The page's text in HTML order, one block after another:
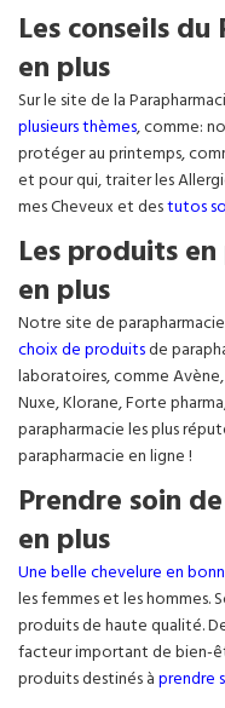
Les conseils
en plus
Sur le site de la
plusieurs thèmes, comme:
protéger au printemps,
et pour qui, traiter les
mes Cheveux et destutos
Les produits
en plus
Notre site de
choix de produitsde
laboratoires, comme
Nuxe, Klorane, Forte
parapharmacie les plus
parapharmacie en ligne !
Prendre soin
en plus
Une belle chevelure en
les femmes et les hommes.
produits de haute qualité.
facteur important de bien-
produits destinés àprendre